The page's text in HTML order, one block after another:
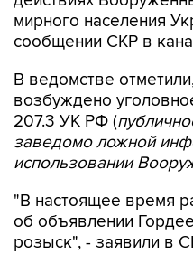
мирного населения
сообщении СКР в
В ведомстве
возбуждено
207.3 УК РФ (
заведомо ложной
использовании
"В настоящее время
об объявлении
розыск", - заявили в